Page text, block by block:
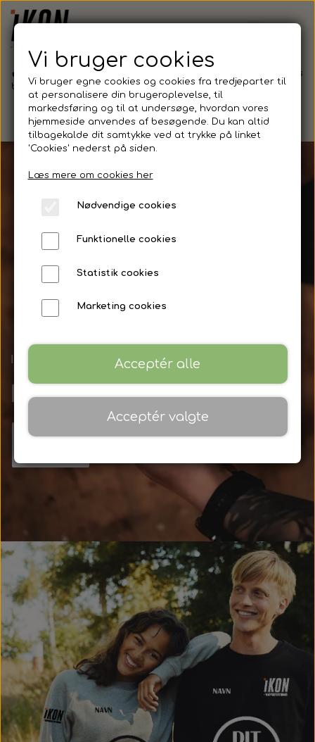
✔️ Logotryk,
broderi mm.
Alternativer
med
omtanke
for miljøet
Kundeservi
ce tlf. 88 82
66 12
✔️ Man-tors
8:30-16:00 •
15:00
NYHED HOS IKON
Vi bruger cookies
Vi bruger egne cookies og cookies fra tredjeparter til
at personalisere din brugeroplevelse, til
markedsføring og til at undersøge, hvordan vores
hjemmeside anvendes af besøgende. Du kan altid
tilbagekalde dit samtykke ved at trykke på linket
'Cookies' nederst på siden.
Læs mere om cookies her
Nødvendige cookies
Funktionelle cookies
Statistik cookies
Marketing cookies
Acceptér alle
Acceptér valgte